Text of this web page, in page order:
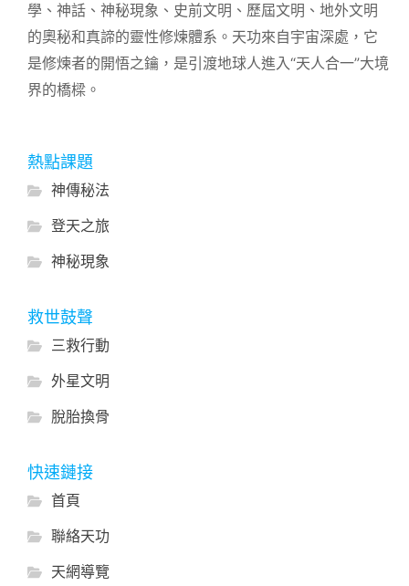
學、神話、神秘現象、史前文明、歷屆文明、地外文明
的奧秘和真諦的靈性修煉體系。天功來自宇宙深處，它
是修煉者的開悟之鑰，是引渡地球人進入“天人合一”大境
界的橋樑。
熱點課題
神傳秘法
登天之旅
神秘現象
救世鼓聲
三救行動
外星文明
脫胎換骨
快速鏈接
首頁
聯絡天功
天網導覽